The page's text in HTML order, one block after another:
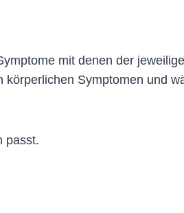
mit denen der
Symptomen und
passt.